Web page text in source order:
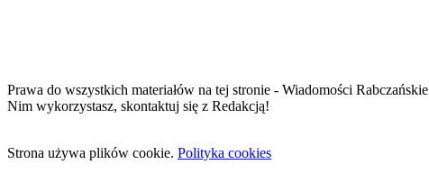
Prawa do wszystkich materiałów na tej stronie - Wiadomości Rabczańskie
Nim wykorzystasz, skontaktuj się z Redakcją!
Strona używa plików cookie. Polityka cookies